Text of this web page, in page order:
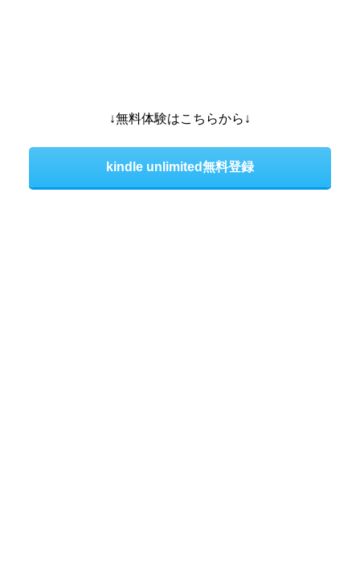
↓無料体験はこちらから↓
kindle unlimited無料登録